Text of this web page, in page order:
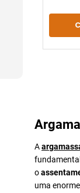
A
o
uma